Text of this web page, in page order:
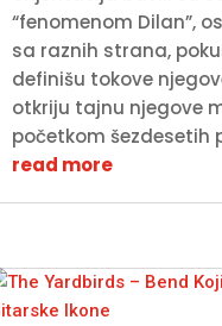
“fenomenom Dilan”,
sa raznih strana,
definišu tokove
otkriju tajnu njegove
početkom šezdesetih
read more